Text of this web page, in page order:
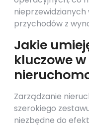
przychodów z
Jakie
kluczowe
Zarządzanie
szerokiego
niezbędne do